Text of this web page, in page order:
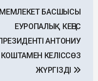
МЕМЛЕКЕТ БАСШЫСЫ
ЕУРОПАЛЫҚ КЕҢЕС
АНТОНИУ
КОШТАМЕН КЕЛІССӨЗ
ЖҮРГІЗДІ